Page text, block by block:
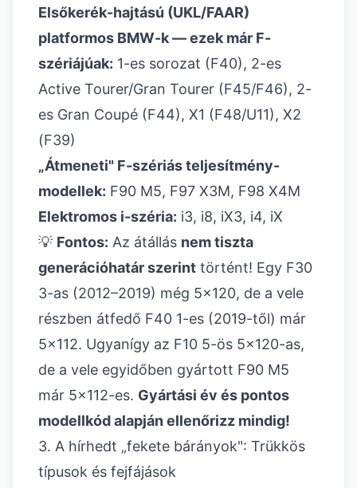
Elsőkerék-hajtású (UKL/FAAR)
platformos BMW-k — ezek már F-
szériájúak: 1-es sorozat (F40), 2-es
Active Tourer/Gran Tourer (F45/F46), 2-
es Gran Coupé (F44), X1 (F48/U11), X2
(F39)
„Átmeneti" F-szériás teljesítmény-
modellek: F90 M5, F97 X3M, F98 X4M
Elektromos i-széria: i3, i8, iX3, i4, iX
💡 Fontos: Az átállás nem tiszta
generációhatár szerint történt! Egy F30
3-as (2012–2019) még 5x120, de a vele
részben átfedő F40 1-es (2019-től) már
5x112. Ugyanígy az F10 5-ös 5x120-as,
de a vele egyidőben gyártott F90 M5
már 5x112-es. Gyártási év és pontos
modellkód alapján ellenőrizz mindig!
3. A hírhedt „fekete bárányok": Trükkös
típusok és fejfájások